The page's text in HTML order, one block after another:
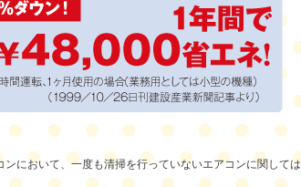
において、一度も清掃を行っていないエアコンに関して